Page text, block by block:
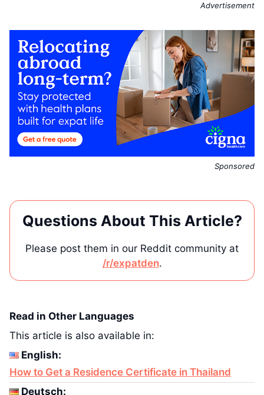
Advertisement
Sponsored
Questions About This Article?
Please post them in our Reddit community at
/r/expatden.
Read in Other Languages
This article is also available in:
English:
How to Get a Residence Certificate in Thailand
Deutsch: